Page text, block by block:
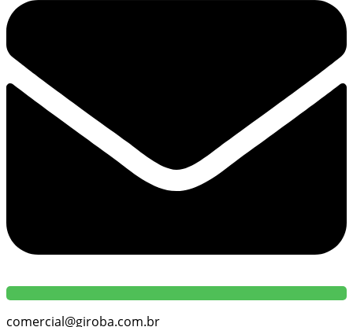
comercial@giroba.com.br